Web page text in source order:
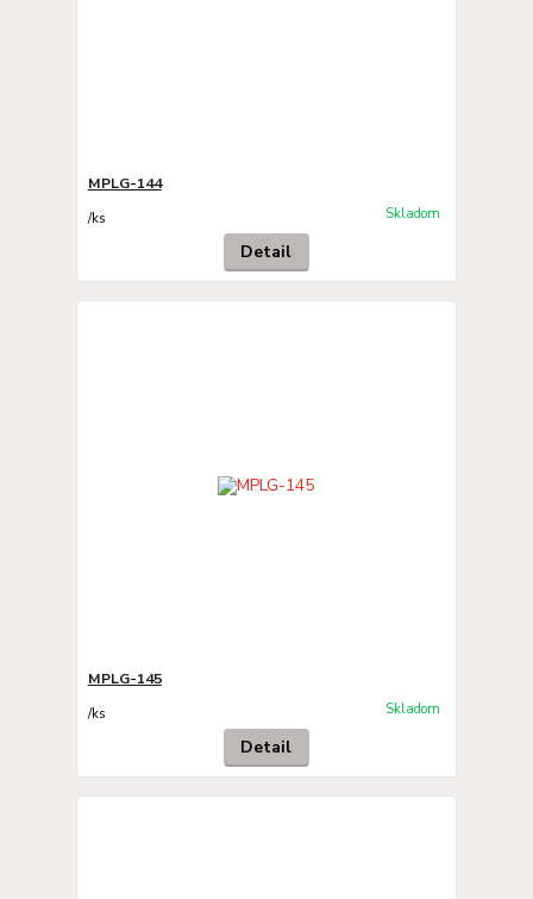
MPLG-144
/ks Skladom
Detail
MPLG-145
/ks Skladom
Detail